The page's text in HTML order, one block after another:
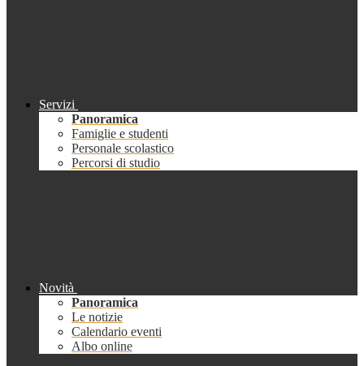
Servizi
Panoramica
Famiglie e studenti
Personale scolastico
Percorsi di studio
Novità
Panoramica
Le notizie
Calendario eventi
Albo online